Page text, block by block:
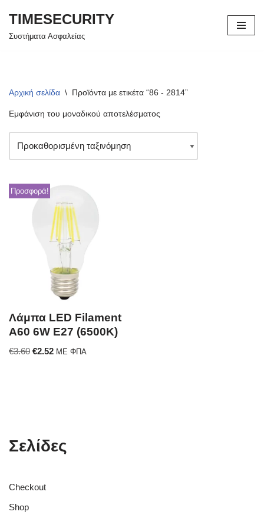
Μεταπηδήστε
TIMESECURITY
Συστήματα Ασφαλείας
Αρχική σελίδα \ Προϊόντα με ετικέτα “86 - 2814”
Εμφάνιση του μοναδικού αποτελέσματος
Προσφορά!
Λάμπα LED Filament
A60 6W E27 (6500K)
€3.60 €2.52 ΜΕ ΦΠΑ
Σελίδες
Checkout
Shop